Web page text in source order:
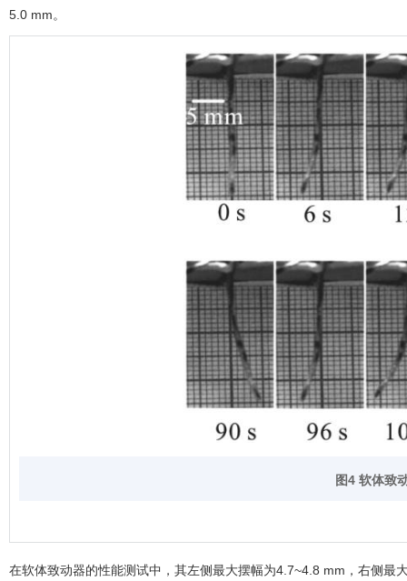
5.0 mm。
图4 软体致
在软体致动器的性能测试中，其左侧最大摆幅为4.7~4.8 mm，右侧